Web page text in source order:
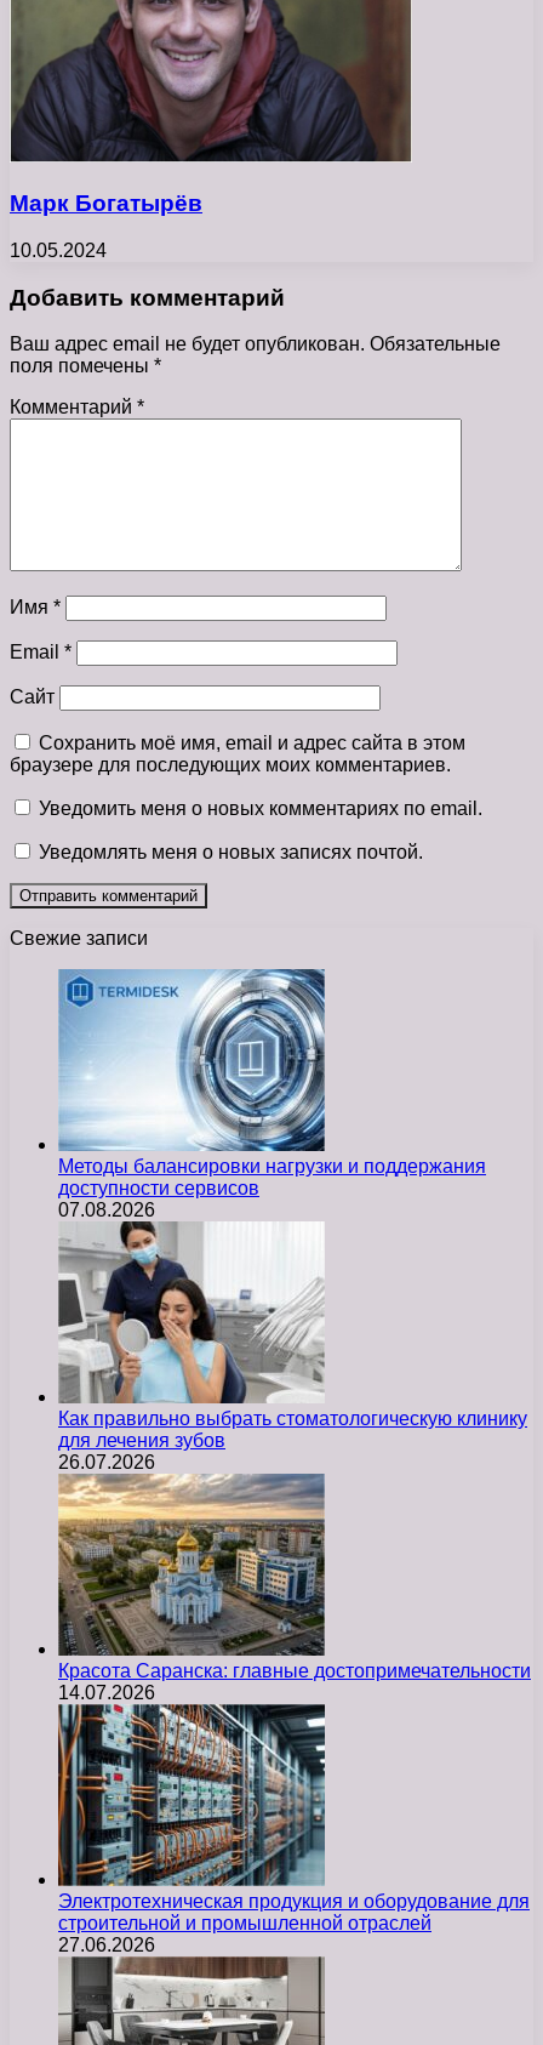
Марк Богатырёв
10.05.2024
Добавить комментарий
Ваш адрес email не будет опубликован. Обязательные
поля помечены *
Комментарий *
Имя *
Email *
Сайт
Сохранить моё имя, email и адрес сайта в этом
браузере для последующих моих комментариев.
Уведомить меня о новых комментариях по email.
Уведомлять меня о новых записях почтой.
Свежие записи
Методы балансировки нагрузки и поддержания
доступности сервисов
07.08.2026
Как правильно выбрать стоматологическую клинику
для лечения зубов
26.07.2026
Красота Саранска: главные достопримечательности
14.07.2026
Электротехническая продукция и оборудование для
строительной и промышленной отраслей
27.06.2026